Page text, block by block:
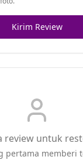
Kirim Review
review untuk
pertama memberi